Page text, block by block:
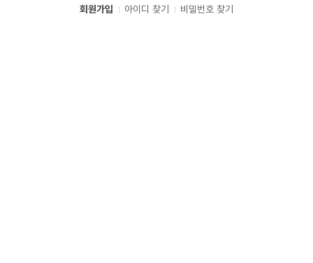
회원가입 아이디 찾기 비밀번호 찾기